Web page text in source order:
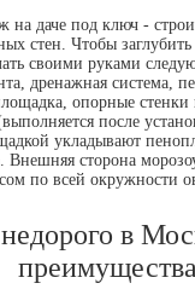
даче под ключ -
стен. Чтобы
своими руками
дренажная система,
опорные стенки
после
укладывают
Внешняя сторона
по всей окружности
недорого в
преимущества